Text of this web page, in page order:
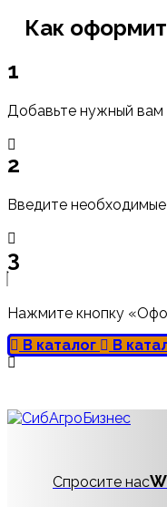
Как
1
Добавьте нужный вам
2
Введите
3
Нажмите кнопку
В каталог
В
Спросите нас